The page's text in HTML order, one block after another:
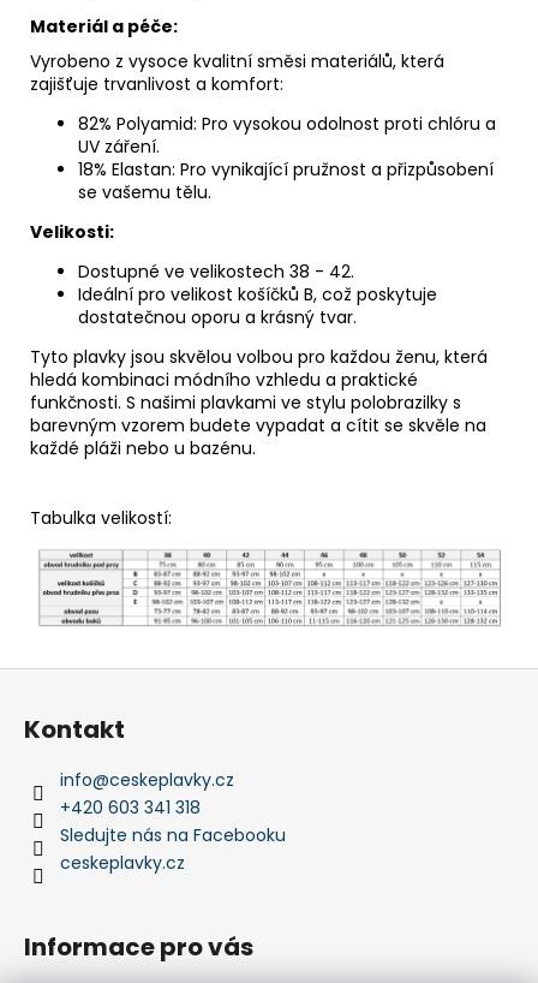
Materiál a péče:
Vyrobeno z vysoce kvalitní směsi materiálů, která
zajišťuje trvanlivost a komfort:
82% Polyamid: Pro vysokou odolnost proti chlóru a
UV záření.
18% Elastan: Pro vynikající pružnost a přizpůsobení
se vašemu tělu.
Velikosti:
Dostupné ve velikostech 38 - 42.
Ideální pro velikost košíčků B, což poskytuje
dostatečnou oporu a krásný tvar.
Tyto plavky jsou skvělou volbou pro každou ženu, která
hledá kombinaci módního vzhledu a praktické
funkčnosti. S našimi plavkami ve stylu polobrazilky s
barevným vzorem budete vypadat a cítit se skvěle na
každé pláži nebo u bazénu.
Tabulka velikostí:
Kontakt
info@ceskeplavky.cz
+420 603 341 318
Sledujte nás na Facebooku
ceskeplavky.cz
Informace pro vás